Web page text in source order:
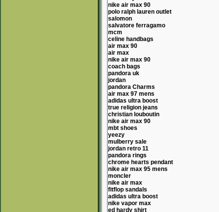
nike air max 90
polo ralph lauren outlet
salomon
salvatore ferragamo
mcm
celine handbags
air max 90
air max
nike air max 90
coach bags
pandora uk
jordan
pandora Charms
air max 97 mens
adidas ultra boost
true religion jeans
christian louboutin
nike air max 90
mbt shoes
yeezy
mulberry sale
jordan retro 11
pandora rings
chrome hearts pendant
nike air max 95 mens
moncler
nike air max
fitflop sandals
adidas ultra boost
nike vapor max
ed hardy shirt